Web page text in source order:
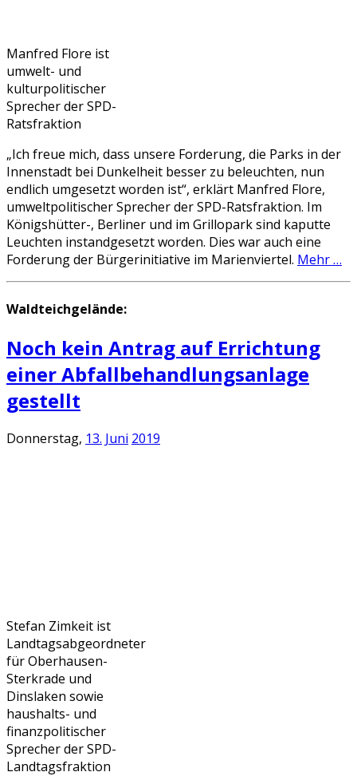
Manfred Flore ist
umwelt- und
kulturpolitischer
Sprecher der SPD-
Ratsfraktion
„Ich freue mich, dass unsere Forderung, die Parks in der
Innenstadt bei Dunkelheit besser zu beleuchten, nun
endlich umgesetzt worden ist“, erklärt Manfred Flore,
umweltpolitischer Sprecher der SPD-Ratsfraktion. Im
Königshütter-, Berliner und im Grillopark sind kaputte
Leuchten instandgesetzt worden. Dies war auch eine
Forderung der Bürgerinitiative im Marienviertel. Mehr …
Waldteichgelände:
Noch kein Antrag auf Errichtung
einer Abfallbehandlungsanlage
gestellt
Donnerstag, 13. Juni 2019
Stefan Zimkeit ist
Landtagsabgeordneter
für Oberhausen-
Sterkrade und
Dinslaken sowie
haushalts- und
finanzpolitischer
Sprecher der SPD-
Landtagsfraktion